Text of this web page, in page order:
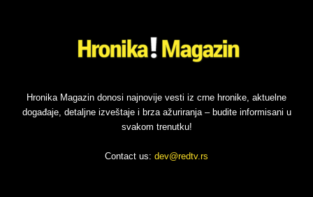
Hronika Magazin donosi najnovije vesti iz crne hronike, aktuelne
događaje, detaljne izveštaje i brza ažuriranja – budite informisani u
svakom trenutku!
Contact us: dev@redtv.rs